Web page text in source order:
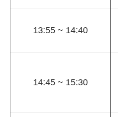
13:55 ~ 14:40
14:45 ~ 15:30